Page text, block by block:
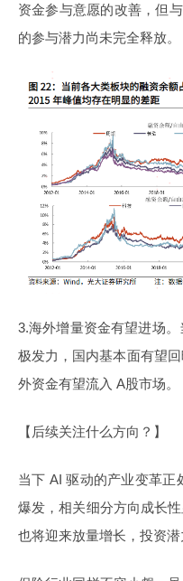
资金参与意愿的改善，但
的参与潜力尚未完全释放。
3.海外增量资金有望进场
极发力，国内基本面有望
外资金有望流入 A股市场。
【后续关注什么方向？】
当下 AI 驱动的产业变革
爆发，相关细分方向成长
也将迎来放量增长，投资潜